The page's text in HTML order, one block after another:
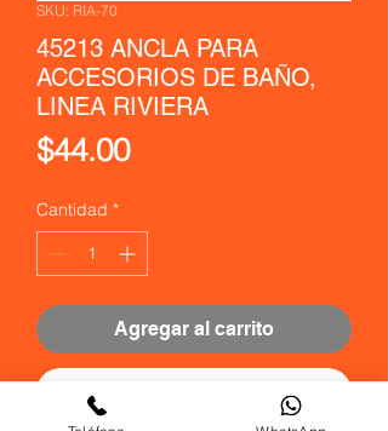
SKU: RIA-70
45213 ANCLA PARA
ACCESORIOS DE BAÑO,
LINEA RIVIERA
$44.00Precio
Cantidad *
Agregar al carrito